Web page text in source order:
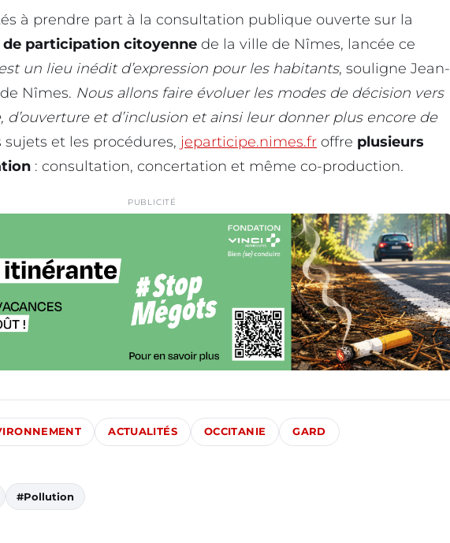
à prendre part à la consultation publique ouverte sur la
participation citoyenne de la ville de Nîmes, lancée ce
un lieu inédit d’expression pour les habitants, souligne Jean-
Nîmes. Nous allons faire évoluer les modes de décision vers
d’ouverture et d’inclusion et ainsi leur donner plus encore de
et les procédures, jeparticipe.nimes.fr offre plusieurs
: consultation, concertation et même co-production.
PUBLICITÉ
ACTUALITÉS OCCITANIE GARD
#Pollution